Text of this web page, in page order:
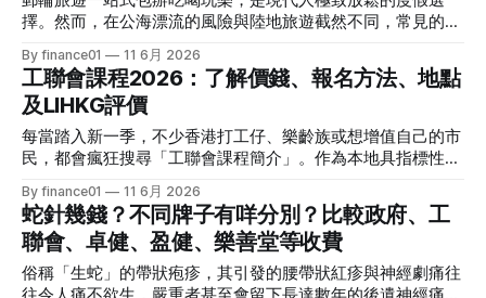
「世界正在失去控制」的極度恐慌。 * 女性的核心焦慮：依附
關係的瓦解與容貌消逝（女怕無價值）女性的中年危機多伴隨
着家庭結構的劇烈變動。
時，摒棄傳統購置骨灰龕位或土葬的做法，改以「紀念花園撒
灰」或「海上撒灰」的方式，將骨灰化作塵土，與大自然合二
為一。 為了推廣這種與環境共生、將思念留在心間的殯葬文
化，食物環境衛生署（食環署）推出了「綠色殯葬中央登記名
冊」。 1. 「中央登記名冊」的運作機制 這是一項極具人性化
百年歸老後，子女或親屬可能因為傳統觀念、長輩壓力，最終
仍為自己購買昂貴的骨灰位。 * 預先登記，保障心願： 凡年
滿 18 歲的香港市民，不論目前的健康狀況，
擇。然而，在公海漂流的風險與陸地旅遊截然不同，常見的感
負天價醫療費。本文為大家深挖郵輪保險的關鍵條款，全面比
較藍十字、AXA、Zurich（蘇黎世）等10間香港主流保險公司
的保障及保費，助你精明啟航！ 為什麼普通的旅遊保險不夠
用？解密三大「郵輪特約條款」 很多旅人在買保險時，常圖
方便直接用信用卡附送的旅遊保險，或是盲目在網上買一份最
便宜的常規旅保。然而，當郵輪駛入公海，你便進入了無信
號、醫療資源極度受限的環境。合格的「郵輪保險」必須包含
以下普通旅保通常列為「不保事項」的核心條款： 1. 公海緊急
醫療救援（直升機緊急吊運） 在陸地上不舒服，可以直接叫
臟病、嚴重中風等，船上的醫務室通常只能做基本維持。此
By finance01 11 6月 2026
工聯會課程2026：了解價錢、報名方法、地點
及LIHKG評價
每當踏入新一季，不少香港打工仔、樂齡族或想增值自己的市
民，都會瘋狂搜尋「工聯會課程簡介」。作為本地具指標性的
高的特色深入民心。本文將為您全面拆解 2026 最新季度課程
的價錢預算、報名技巧、上課據點，並整合 LIHKG 連登網民
的真實學藝體驗與吐槽，助您精明增值！ 2026 工聯會課程四
大熱門類別與價錢預算 工聯會的課程範疇可謂包羅萬象，由
最傳統的「搵食考牌」技能，到極時髦的科技應用、休閒興趣
By finance01 11 6月 2026
蛇針幾錢？不同牌子有咩分別？比較政府、工
聯會、卓健、盈健、樂善堂等收費
俗稱「生蛇」的帶狀疱疹，其引發的腰帶狀紅疹與神經劇痛往